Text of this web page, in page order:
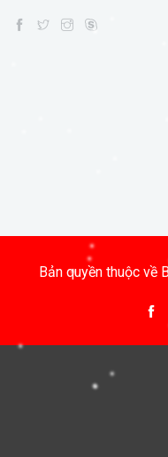
Bản quyền thuộc về